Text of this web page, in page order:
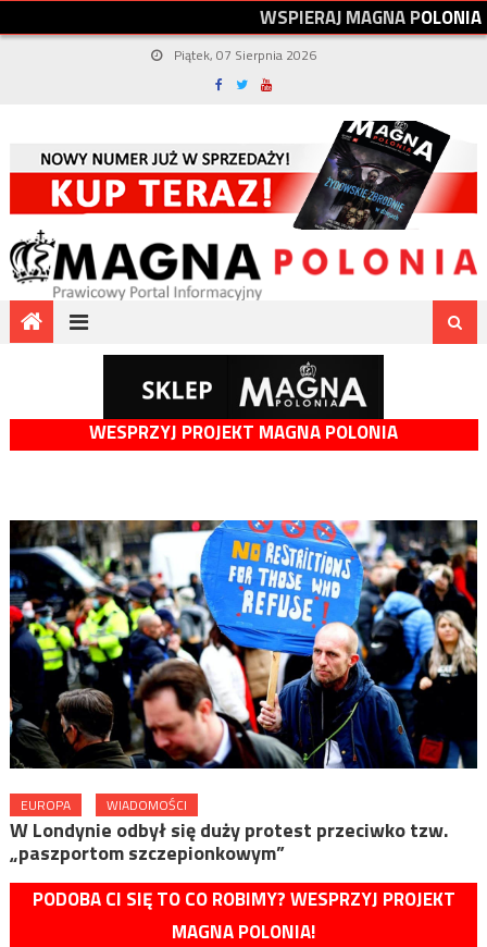
WSPIERAJMAGNAPOLONIA
Piątek, 07 Sierpnia 2026
WESPRZYJ PROJEKT MAGNA POLONIA
EUROPA WIADOMOŚCI
W Londynie odbył się duży protest przeciwko tzw.
„paszportom szczepionkowym”
PODOBA CI SIĘ TO CO ROBIMY? WESPRZYJ PROJEKT
MAGNA POLONIA!